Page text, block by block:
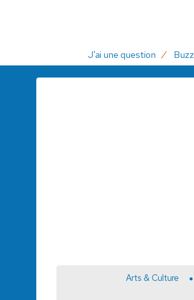
J'ai une question Buzz
Arts & Culture